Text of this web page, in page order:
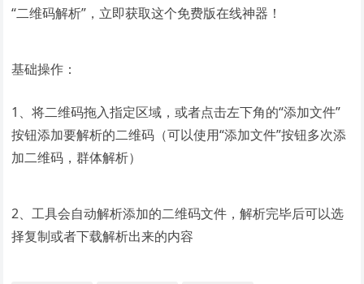
“二维码解析”，立即获取这个免费版在线神器！
基础操作：
1、将二维码拖入指定区域，或者点击左下角的“添加文件”
按钮添加要解析的二维码（可以使用“添加文件”按钮多次添
加二维码，群体解析）
2、工具会自动解析添加的二维码文件，解析完毕后可以选
择复制或者下载解析出来的内容